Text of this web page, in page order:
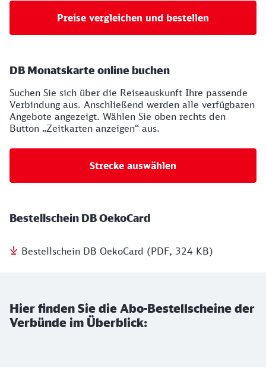
Preise vergleichen und bestellen
DB Monatskarte online buchen
Suchen Sie sich über die Reiseauskunft Ihre passende
Verbindung aus. Anschließend werden alle verfügbaren
Angebote angezeigt. Wählen Sie oben rechts den
Button „Zeitkarten anzeigen“ aus.
Strecke auswählen
Bestellschein DB OekoCard
Bestellschein DB OekoCard (PDF, 324 KB)
Hier finden Sie die Abo-Bestellscheine der
Verbünde im Überblick: